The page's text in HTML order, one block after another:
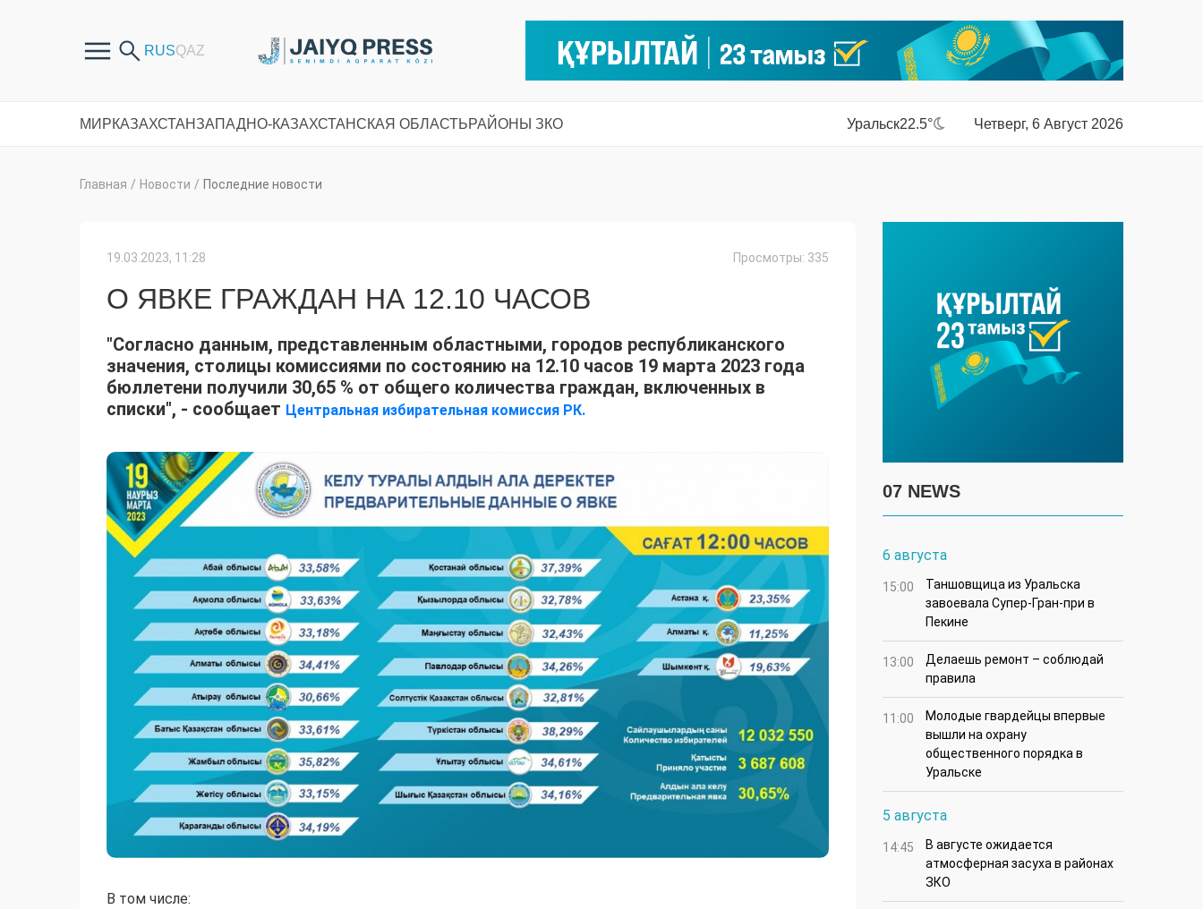
МИРКАЗАХСТАНЗАПАДНО-КАЗАХСТАНСКАЯ ОБЛАСТЬРАЙОНЫ ЗКО Уральск22.5° Четверг, 6 Август 2026
Главная / Новости / Последние новости
19.03.2023, 11:28 Просмотры: 335
О ЯВКЕ ГРАЖДАН НА 12.10 ЧАСОВ
"Согласно данным, представленным областными, городов республиканского
значения, столицы комиссиями по состоянию на 12.10 часов 19 марта 2023 года
бюллетени получили 30,65 % от общего количества граждан, включенных в
списки", - сообщает Центральная избирательная комиссия РК.
В том числе:
07 NEWS
6 августа
15:00
Таншовщица из Уральска
завоевала Супер-Гран-при в
Пекине
13:00
Делаешь ремонт – соблюдай
правила
11:00
Молодые гвардейцы впервые
вышли на охрану
общественного порядка в
Уральске
5 августа
14:45
В августе ожидается
атмосферная засуха в районах
ЗКО